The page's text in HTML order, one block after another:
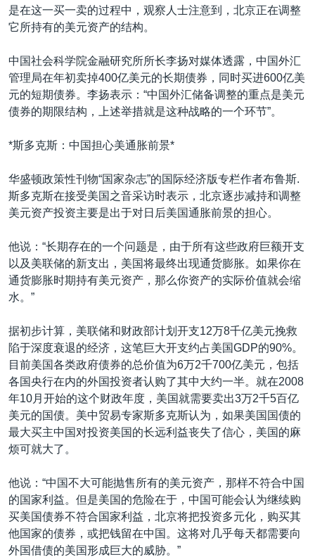
是在这一买一卖的过程中，观察人士注意到，北京正在调整
它所持有的美元资产的结构。
中国社会科学院金融研究所所长李扬对媒体透露，中国外汇
管理局在年初卖掉400亿美元的长期债券，同时买进600亿美
元的短期债券。李扬表示：“中国外汇储备调整的重点是美元
债券的期限结构，上述举措就是这种战略的一个环节”。
*斯多克斯：中国担心美通胀前景*
华盛顿政策性刊物“国家杂志”的国际经济版专栏作者布鲁斯.
斯多克斯在接受美国之音采访时表示，北京逐步减持和调整
美元资产投资主要是出于对日后美国通胀前景的担心。
他说：“长期存在的一个问题是，由于所有这些政府巨额开支
以及美联储的新支出，美国将最终出现通货膨胀。如果你在
通货膨胀时期持有美元资产，那么你资产的实际价值就会缩
水。”
据初步计算，美联储和财政部计划开支12万8千亿美元挽救
陷于深度衰退的经济，这笔巨大开支约占美国GDP的90%。
目前美国各类政府债券的总价值为6万2千700亿美元，包括
各国央行在内的外国投资者认购了其中大约一半。就在2008
年10月开始的这个财政年度，美国就需要卖出3万2千5百亿
美元的国债。美中贸易专家斯多克斯认为，如果美国国债的
最大买主中国对投资美国的长远利益丧失了信心，美国的麻
烦可就大了。
他说：“中国不大可能抛售所有的美元资产，那样不符合中国
的国家利益。但是美国的危险在于，中国可能会认为继续购
买美国债券不符合国家利益，北京将把投资多元化，购买其
他国家的债券，或把钱留在中国。这将对几乎每天都需要向
外国借债的美国形成巨大的威胁。”